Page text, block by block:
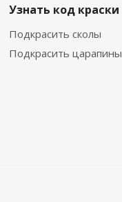
Узнать код краски
Подкрасить сколы
Подкрасить царапины